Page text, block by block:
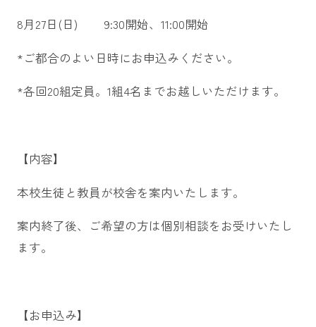
8月27日(日) 9:30開始、11:00開始
*ご都合のよい日時にお申込みください。
*各回20組定員。1組4名までお越しいただけます。
【内容】
本校生徒と教員が校舎を案内いたします。
案内終了後、ご希望の方は個別相談をお受けいたし
ます。
【お申込み】